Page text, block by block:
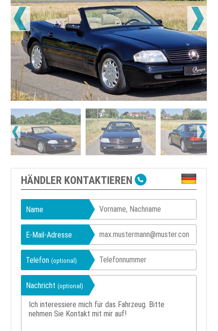
HÄNDLER KONTAKTIEREN
Name
E-Mail-Adresse
Telefon(optional)
Nachricht(optional)